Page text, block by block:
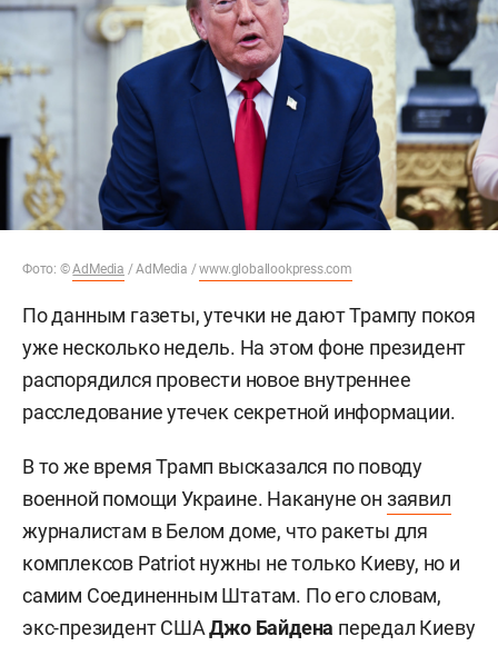
Фото: ©AdMedia / AdMedia /www.globallookpress.com
По данным газеты, утечки не дают Трампу покоя
уже несколько недель. На этом фоне президент
распорядился провести новое внутреннее
расследование утечек секретной информации.
В то же время Трамп высказался по поводу
военной помощи Украине. Накануне он заявил
журналистам в Белом доме, что ракеты для
комплексов Patriot нужны не только Киеву, но и
самим Соединенным Штатам. По его словам,
экс-президент СШАДжо Байдена передал Киеву